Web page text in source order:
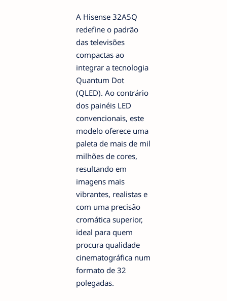
A Hisense 32A5Q
redefine o padrão
das televisões
compactas ao
integrar a tecnologia
Quantum Dot
(QLED). Ao contrário
dos painéis LED
convencionais, este
modelo oferece uma
paleta de mais de mil
milhões de cores,
resultando em
imagens mais
vibrantes, realistas e
com uma precisão
cromática superior,
ideal para quem
procura qualidade
cinematográfica num
formato de 32
polegadas.